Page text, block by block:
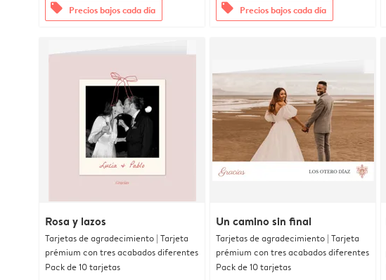
offers Precios bajos cada día offers Precios bajos cada día
Rosa y lazos
Tarjetas de agradecimiento | Tarjeta
prémium con tres acabados diferentes
Pack de 10 tarjetas
Un camino sin final
Tarjetas de agradecimiento | Tarjeta
prémium con tres acabados diferentes
Pack de 10 tarjetas